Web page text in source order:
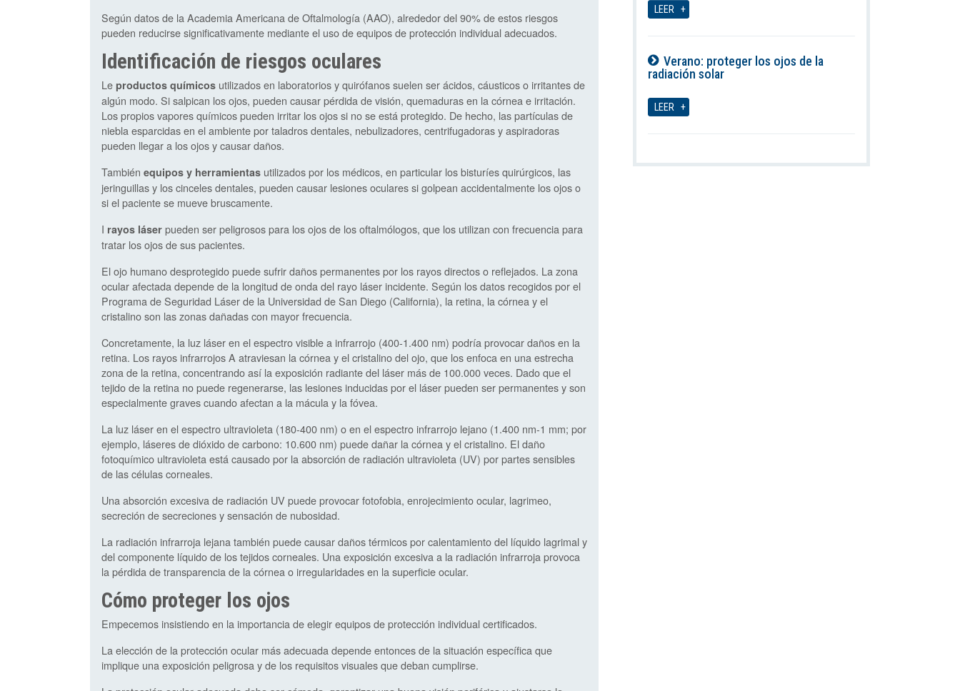
Según datos de la Academia Americana de Oftalmología (AAO), alrededor del 90% de estos riesgos
pueden reducirse significativamente mediante el uso de equipos de protección individual adecuados.
Identificación de riesgos oculares
Le productos químicos utilizados en laboratorios y quirófanos suelen ser ácidos, cáusticos o irritantes de
algún modo. Si salpican los ojos, pueden causar pérdida de visión, quemaduras en la córnea e irritación.
Los propios vapores químicos pueden irritar los ojos si no se está protegido. De hecho, las partículas de
niebla esparcidas en el ambiente por taladros dentales, nebulizadores, centrifugadoras y aspiradoras
pueden llegar a los ojos y causar daños.
También equipos y herramientas utilizados por los médicos, en particular los bisturíes quirúrgicos, las
jeringuillas y los cinceles dentales, pueden causar lesiones oculares si golpean accidentalmente los ojos o
si el paciente se mueve bruscamente.
I rayos láser pueden ser peligrosos para los ojos de los oftalmólogos, que los utilizan con frecuencia para
tratar los ojos de sus pacientes.
El ojo humano desprotegido puede sufrir daños permanentes por los rayos directos o reflejados. La zona
ocular afectada depende de la longitud de onda del rayo láser incidente. Según los datos recogidos por el
Programa de Seguridad Láser de la Universidad de San Diego (California), la retina, la córnea y el
cristalino son las zonas dañadas con mayor frecuencia.
Concretamente, la luz láser en el espectro visible a infrarrojo (400-1.400 nm) podría provocar daños en la
retina. Los rayos infrarrojos A atraviesan la córnea y el cristalino del ojo, que los enfoca en una estrecha
zona de la retina, concentrando así la exposición radiante del láser más de 100.000 veces. Dado que el
tejido de la retina no puede regenerarse, las lesiones inducidas por el láser pueden ser permanentes y son
especialmente graves cuando afectan a la mácula y la fóvea.
La luz láser en el espectro ultravioleta (180-400 nm) o en el espectro infrarrojo lejano (1.400 nm-1 mm; por
ejemplo, láseres de dióxido de carbono: 10.600 nm) puede dañar la córnea y el cristalino. El daño
fotoquímico ultravioleta está causado por la absorción de radiación ultravioleta (UV) por partes sensibles
de las células corneales.
Una absorción excesiva de radiación UV puede provocar fotofobia, enrojecimiento ocular, lagrimeo,
secreción de secreciones y sensación de nubosidad.
La radiación infrarroja lejana también puede causar daños térmicos por calentamiento del líquido lagrimal y
del componente líquido de los tejidos corneales. Una exposición excesiva a la radiación infrarroja provoca
la pérdida de transparencia de la córnea o irregularidades en la superficie ocular.
Cómo proteger los ojos
Empecemos insistiendo en la importancia de elegir equipos de protección individual certificados.
La elección de la protección ocular más adecuada depende entonces de la situación específica que
implique una exposición peligrosa y de los requisitos visuales que deban cumplirse.
LEER
Verano: proteger los ojos de la
radiación solar
LEER